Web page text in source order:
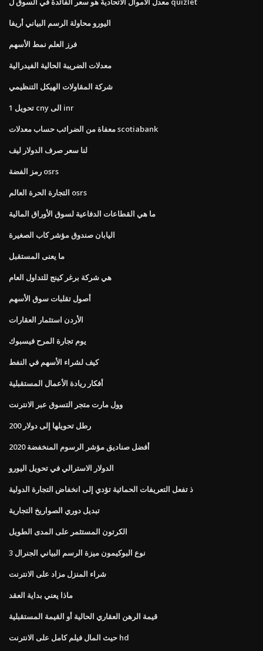
اليورو محاولة الرسم البياني أريفا
فرز العلم نمط الأسهم
معدلات الضريبة الحالية الفيدرالية
شركة المقاولات الهيكل التنظيمي
تحويل 1 cny الى inr
معفاة من الضرائب حساب معدلات scotiabank
لنا سعر صرف الدولار ليف
رمز الفضة osrs
التجارة الحرة العالم osrs
ما هي القطاعات الدفاعية لسوق الأوراق المالية
اليابان صندوق مؤشر كاب الصغيرة
ما يعنى المستقبل
هي شركة برغر كينج للتداول العام
أصول تقلبات سوق الأسهم
الأردن استثمار العقارات
يوم تجارة المرح فيسبوك
كيف لشراء الأسهم في النفط
أفكار ريادة الأعمال المستقبلية
وول مارت متجر التسوق عبر الانترنت
200 رطل تحويلها إلى دولار
أفضل صناديق مؤشر الرسوم المنخفضة 2020
الدولار الاسترالي في تحويل اليورو
ذ تفعل التعريفات الحمائية تؤدي إلى انخفاض التجارة الدولية
تبديل دوري الصواريخ التجارية
الكرتون المستثمر على المدى الطويل
نوع البوكيمون ميزة الرسم البياني الجنرال 3
شراء المنزل مزاد على الانترنت
ماذا يعني بداية العقد
قيمة الرهن العقاري الحالية أو القيمة المستقبلية
حيث المال فيلم كامل على الانترنت hd